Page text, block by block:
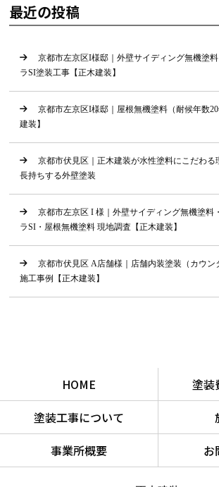
最近の投稿
京都市左京区I様邸｜外壁サイディング無機塗
ラSI塗装工事【正木建装】
京都市左京区I様邸｜屋根無機塗料（耐候年数
建装】
京都市伏見区｜正木建装が水性塗料にこだわる
長持ちする外壁塗装
京都市左京区 I 様｜外壁サイディング無機塗料
ラSI・屋根無機塗料 現地調査【正木建装】
京都市伏見区 A店舗様｜店舗内装塗装（カウン
施工事例【正木建装】
HOME
塗装
塗装工事について
事業所概要
お